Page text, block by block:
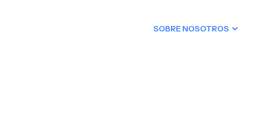
SOBRE NOSOTROS